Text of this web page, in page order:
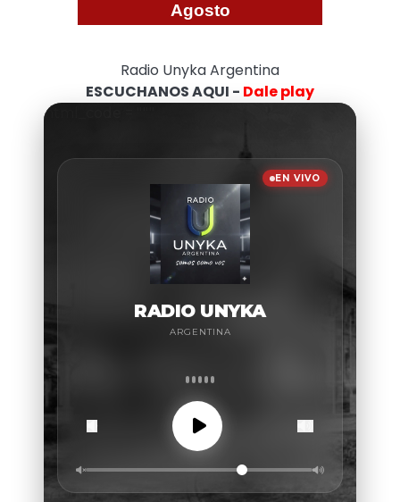
Agosto
Radio Unyka Argentina
ESCUCHANOS AQUI - Dale play